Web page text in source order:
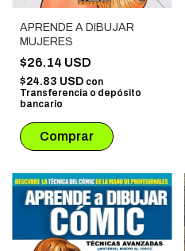
APRENDE A DIBUJAR
MUJERES
$26.14 USD
$24.83 USD con
Transferencia o depósito
bancario